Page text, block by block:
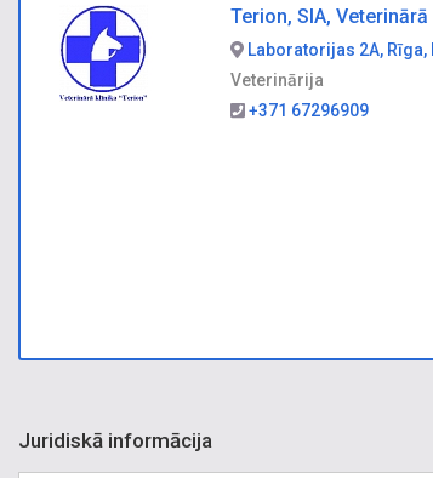
Terion, SIA,
Laboratorijas 2A, Rīga,
Veterinārija
+371 67296909
Juridiskā informācija